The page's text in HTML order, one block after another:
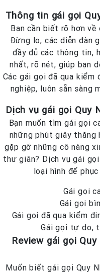
Thông tin gái gọi
Bạn cần biết rõ hơn về
Đừng lo, các diễn đàn
đầy đủ các thông tin,
nhất, rõ nét, giúp bạn
Các gái gọi đã qua kiểm
nghiệp, luôn sẵn sàng
Dịch vụ gái gọi Quy
Bạn muốn tìm gái gọi
những phút giây thăng
gặp gỡ những cô nàng
thư giãn? Dịch vụ gái
loại hình để
Gái gọi
Gái gọi
Gái gọi đã qua kiểm
Gái gọi tự do,
Review gái gọi
Muốn biết gái gọi Quy